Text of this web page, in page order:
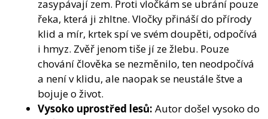
zasypávají zem. Proti vločkám se ubrání pouze
řeka, která ji zhltne. Vločky přináší do přírody
klid a mír, krtek spí ve svém doupěti, odpočívá
i hmyz. Zvěř jenom tiše jí ze žlebu. Pouze
chování člověka se nezměnilo, ten neodpočívá
a není v klidu, ale naopak se neustále štve a
bojuje o život.
Vysoko uprostřed lesů: Autor došel vysoko do